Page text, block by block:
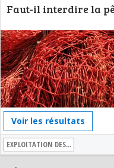
Faut-il interdire la
Voir les résultats
EXPLOITATION DES...